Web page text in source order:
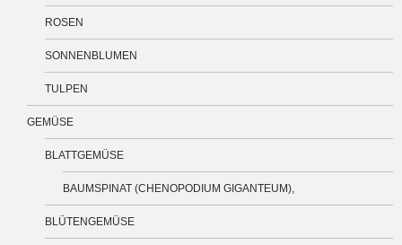
ROSEN
SONNENBLUMEN
TULPEN
GEMÜSE
BLATTGEMÜSE
BAUMSPINAT (CHENOPODIUM GIGANTEUM),
BLÜTENGEMÜSE